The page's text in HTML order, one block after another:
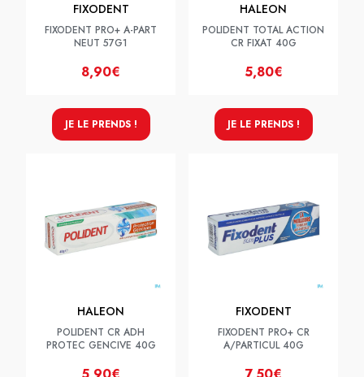
FIXODENT
FIXODENT PRO+ A-PART
NEUT 57G1
8,90€
JE LE PRENDS !
HALEON
POLIDENT TOTAL ACTION
CR FIXAT 40G
5,80€
JE LE PRENDS !
HALEON
POLIDENT CR ADH
PROTEC GENCIVE 40G
FIXODENT
FIXODENT PRO+ CR
A/PARTICUL 40G